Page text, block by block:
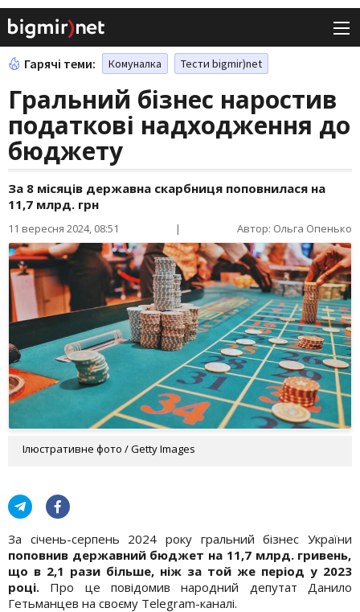
Гарячі теми: Комуналка Тести bigmir)net
Гральний бізнес наростив
податкові надходження до
бюджету
За 8 місяців державна скарбниця поповнилася на
11,7 млрд. грн
11 вересня 2024, 08:51 | Автор: Ольга Опенько
Ілюстративне фото / Getty Images
За січень-серпень 2024 року гральний бізнес України
поповнив державний бюджет на 11,7 млрд. гривень,
що в 2,1 рази більше, ніж за той же період у 2023
році. Про це повідомив народний депутат Данило
Гетьманцев на своєму Telegram-каналі.